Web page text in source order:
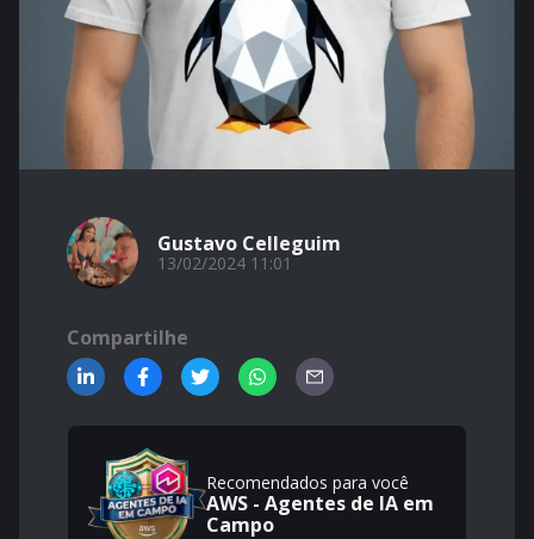
Gustavo Celleguim
13/02/2024 11:01
Compartilhe
Recomendados para você
AWS - Agentes de IA em
Campo